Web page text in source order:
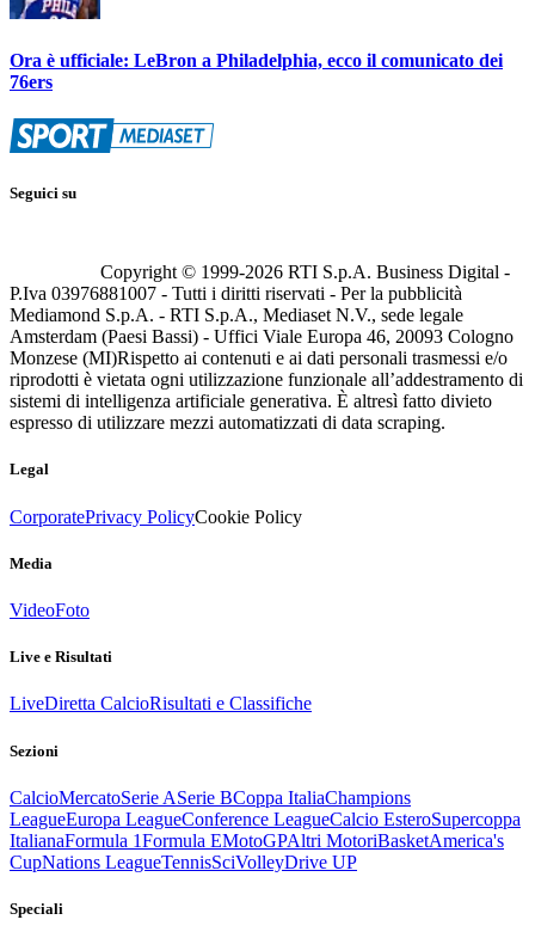
Ora è ufficiale: LeBron a Philadelphia, ecco il comunicato dei
76ers
Seguici su
Copyright © 1999-2026 RTI S.p.A. Business Digital -
P.Iva 03976881007 - Tutti i diritti riservati - Per la pubblicità
Mediamond S.p.A. - RTI S.p.A., Mediaset N.V., sede legale
Amsterdam (Paesi Bassi) - Uffici Viale Europa 46, 20093 Cologno
Monzese (MI)Rispetto ai contenuti e ai dati personali trasmessi e/o
riprodotti è vietata ogni utilizzazione funzionale all’addestramento di
sistemi di intelligenza artificiale generativa. È altresì fatto divieto
espresso di utilizzare mezzi automatizzati di data scraping.
Legal
CorporatePrivacy PolicyCookie Policy
Media
VideoFoto
Live e Risultati
LiveDiretta CalcioRisultati e Classifiche
Sezioni
CalcioMercatoSerie ASerie BCoppa ItaliaChampions
LeagueEuropa LeagueConference LeagueCalcio EsteroSupercoppa
ItalianaFormula 1Formula EMotoGPAltri MotoriBasketAmerica's
CupNations LeagueTennisSciVolleyDrive UP
Speciali